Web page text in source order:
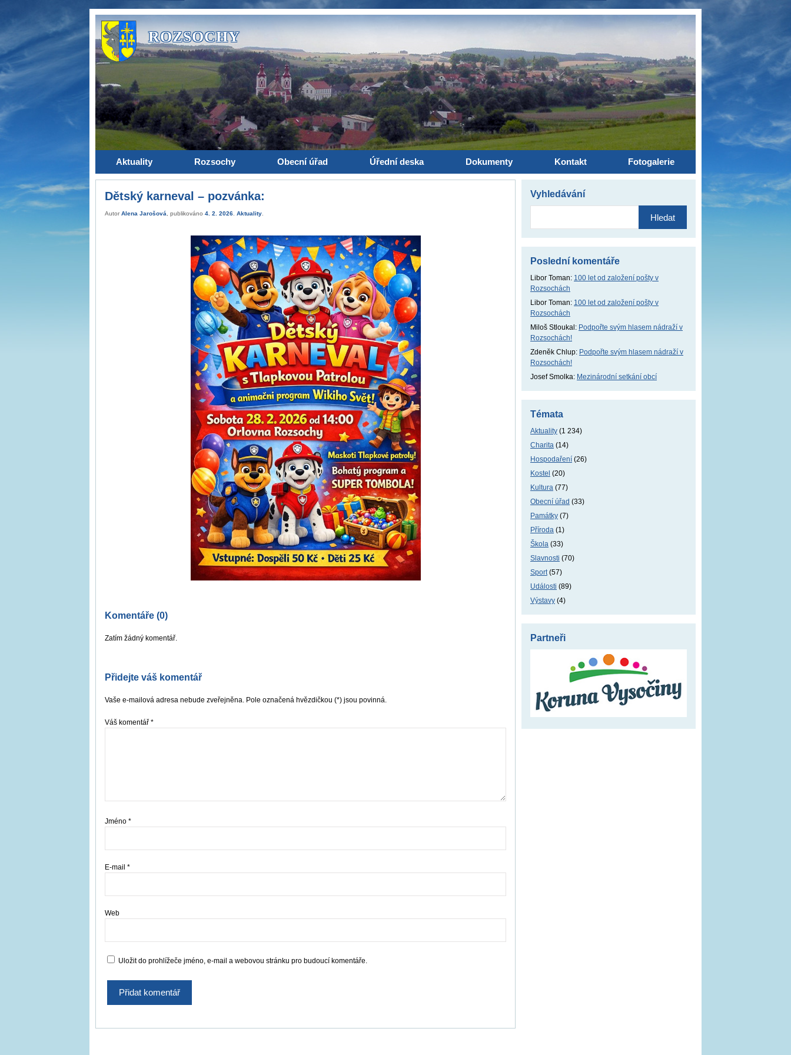
ROZSOCHY
Aktuality Rozsochy Obecní úřad Úřední deska Dokumenty Kontakt Fotogalerie
Dětský karneval – pozvánka:
Autor Alena Jarošová , publikováno 4. 2. 2026 Aktuality
Komentáře (0)
Zatím žádný komentář.
Přidejte váš komentář
Vaše e-mailová adresa nebude zveřejněna. Pole označená hvězdičkou (*) jsou povinná.
Váš komentář *
Jméno *
E-mail *
Web
Uložit do prohlížeče jméno, e-mail a webovou stránku pro budoucí komentáře.
Vyhledávání
Poslední komentáře
Libor Toman: 100 let od založení pošty v
Rozsochách
Libor Toman: 100 let od založení pošty v
Rozsochách
Miloš Stloukal : Podpořte svým hlasem nádraží v
Rozsochách!
Zdeněk Chlup: Podpořte svým hlasem nádraží v
Rozsochách!
Josef Smolka: Mezinárodní setkání obcí
Témata
Aktuality (1 234)
Charita (14)
Hospodaření (26)
Kostel (20)
Kultura (77)
Obecní úřad (33)
Památky (7)
Příroda (1)
Škola (33)
Slavnosti (70)
Sport(57)
Události (89)
Výstavy (4)
Partneři